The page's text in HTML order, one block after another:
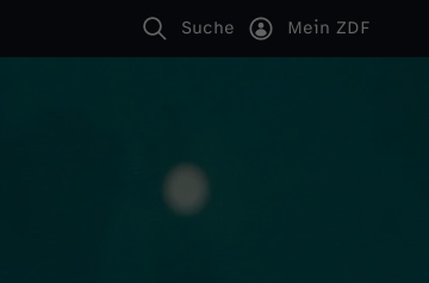
Suche Mein ZDF